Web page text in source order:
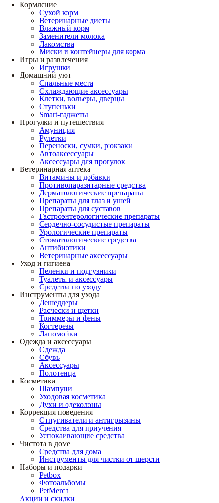
Кормление
Сухой корм
Ветеринарные диеты
Влажный корм
Заменители молока
Лакомства
Миски и контейнеры для корма
Игры и развлечения
Игрушки
Домашний уют
Спальные места
Охлаждающие аксессуары
Клетки, вольеры, дверцы
Ступеньки
Smart-гаджеты
Прогулки и путешествия
Амуниция
Рулетки
Переноски, сумки, рюкзаки
Автоаксессуары
Аксессуары для прогулок
Ветеринарная аптека
Витамины и добавки
Противопаразитарные средства
Дерматологические препараты
Препараты для глаз и ушей
Препараты для суставов
Гастроэнтерологические препараты
Сердечно-сосудистые препараты
Урологические препараты
Стоматологические средства
Антибиотики
Ветеринарные аксессуары
Уход и гигиена
Пеленки и подгузники
Туалеты и аксессуары
Средства по уходу
Инструменты для ухода
Дешеддеры
Расчески и щетки
Триммеры и фены
Когтерезы
Лапомойки
Одежда и аксессуары
Одежда
Обувь
Аксессуары
Полотенца
Косметика
Шампуни
Уходовая косметика
Духи и одеколоны
Коррекция поведения
Отпугиватели и антигрызины
Средства для приучения
Успокаивающие средства
Чистота в доме
Средства для дома
Инструменты для чистки от шерсти
Наборы и подарки
Petbox
Фотоальбомы
PetMerch
Акции и скидки